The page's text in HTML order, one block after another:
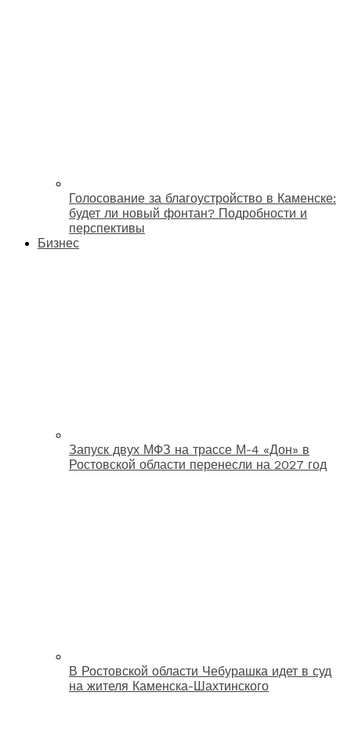
Голосование за благоустройство в Каменске:
будет ли новый фонтан? Подробности и
перспективы
Бизнес
Запуск двух МФЗ на трассе М-4 «Дон» в
Ростовской области перенесли на 2027 год
В Ростовской области Чебурашка идет в суд
на жителя Каменска-Шахтинского